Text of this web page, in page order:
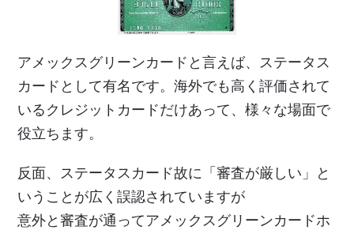
アメックスグリーンカードと言えば、ステータス
カードとして有名です。海外でも高く評価されて
いるクレジットカードだけあって、様々な場面で
役立ちます。
反面、ステータスカード故に「審査が厳しい」と
いうことが広く誤認されていますが
意外と審査が通ってアメックスグリーンカードホ